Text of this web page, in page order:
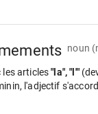
noun
les articles"la", "l'"
l'adjectif